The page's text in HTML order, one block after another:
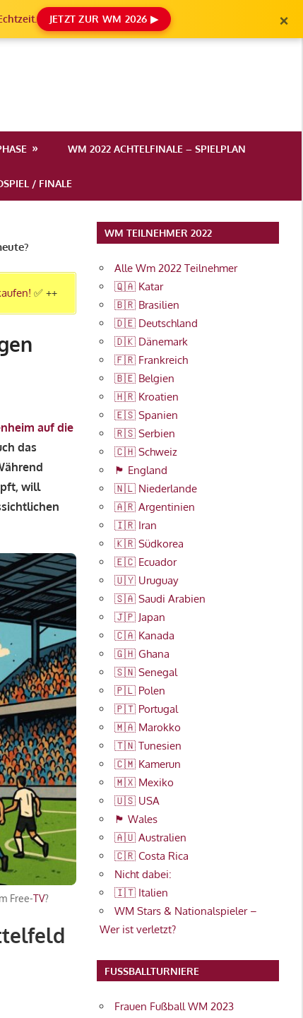
JETZT ZUR WM 2026 ▶ ×
WM 2022 ACHTELFINALE – SPIELPLAN
/ FINALE
✅ ++
auf die
das
will
Free-TV?
WM TEILNEHMER 2022
Alle Wm 2022 Teilnehmer
🇶🇦 Katar
🇧🇷 Brasilien
🇩🇪 Deutschland
🇩🇰 Dänemark
🇫🇷 Frankreich
🇧🇪 Belgien
🇭🇷 Kroatien
🇪🇸 Spanien
🇷🇸 Serbien
🇨🇭 Schweiz
🏴󠁧󠁢󠁥󠁮󠁧󠁿 England
🇳🇱 Niederlande
🇦🇷 Argentinien
🇮🇷 Iran
🇰🇷 Südkorea
🇪🇨 Ecuador
🇺🇾 Uruguay
🇸🇦 Saudi Arabien
🇯🇵 Japan
🇨🇦 Kanada
🇬🇭 Ghana
🇸🇳 Senegal
🇵🇱 Polen
🇵🇹 Portugal
🇲🇦 Marokko
🇹🇳 Tunesien
🇨🇲 Kamerun
🇲🇽 Mexiko
🇺🇸 USA
🏴󠁧󠁢󠁷󠁬󠁳󠁿 Wales
🇦🇺 Australien
🇨🇷 Costa Rica
Nicht dabei:
🇮🇹 Italien
WM Stars & Nationalspieler –
Wer ist verletzt?
FUSSBALLTURNIERE
Frauen Fußball WM 2023